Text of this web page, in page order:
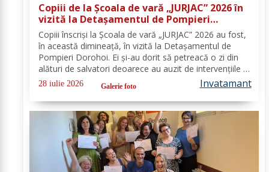
Copiii de la Școala de vară „JURJAC” 2026 în
vizită la Detașamentul de Pompieri
Dorohoi - FOTO
Copiii înscriși la Școala de vară „JURJAC” 2026 au fost,
în această dimineață, în vizită la Detașamentul de
Pompieri Dorohoi. Ei și-au dorit să petreacă o zi din
alături de salvatori deoarece au auzit de intervențiile la
care au participat și de oamenii pe care i-au ajutat de-
a lungul timpului. „Ne...
28 iulie 2026 Galerie foto Invatamant